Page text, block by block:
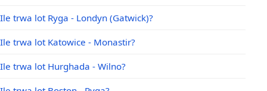
Ile trwa lot Ryga - Londyn (Gatwick)?
Ile trwa lot Katowice - Monastir?
Ile trwa lot Hurghada - Wilno?